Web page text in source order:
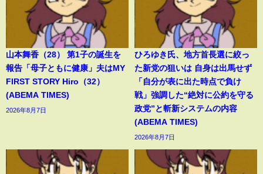
山本舞香（28） 第1子の誕生を
報告「母子ともに健康」夫はMY
FIRST STORY Hiro（32）
(ABEMA TIMES)
2026年8月7日
ひろゆき氏、地方首長選に絞っ
た新党の狙いは 自身は出馬せず
「自分が表に出た時点で負け
戦」強調した“絶対に公約を守る
政党”と斬新システムの内容
(ABEMA TIMES)
2026年8月7日